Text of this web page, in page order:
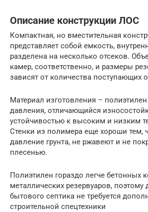
Описание конструкции ЛОС
Компактная, но вместительная
представляет собой емкость,
разделена на несколько отсеков.
камер, соответственно, и размеры
зависят от количества поступающих
Материал изготовления –
давления, отличающийся
устойчивостью к высоким и низким
Стенки из полимера еще хороши тем,
давление грунта, не ржавеют и не
плесенью.
Полиэтилен гораздо легче бетонных
металлических резервуаров,
бытового септика не требуется
строительной спецтехники